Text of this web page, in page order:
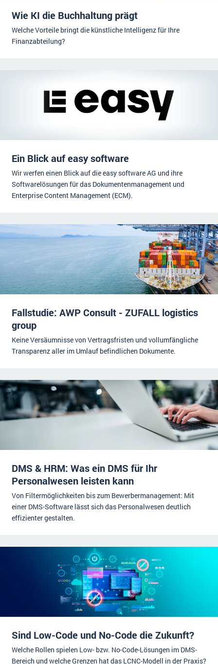
Wie KI die Buchhaltung prägt
Welche Vorteile bringt die künstliche Intelligenz für Ihre
Finanzabteilung?
Ein Blick auf easy software
Wir werfen einen Blick auf die easy software AG und ihre
Softwarelösungen für das Dokumentenmanagement und
Enterprise Content Management (ECM).
Fallstudie: AWP Consult - ZUFALL logistics
group
Keine Versäumnisse von Vertragsfristen und vollumfängliche
Transparenz aller im Umlauf befindlichen Dokumente.
DMS & HRM: Was ein DMS für Ihr
Personalwesen leisten kann
Von Filtermöglichkeiten bis zum Bewerbermanagement: Mit
einer DMS-Software lässt sich das Personalwesen deutlich
effizienter gestalten.
Sind Low-Code und No-Code die Zukunft?
Welche Rollen spielen Low- bzw. No-Code-Lösungen im DMS-
Bereich und welche Grenzen hat das LCNC-Modell in der Praxis?